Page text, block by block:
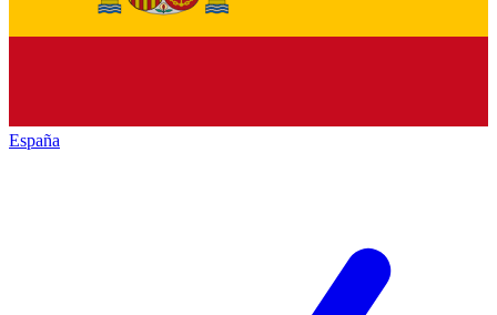
España